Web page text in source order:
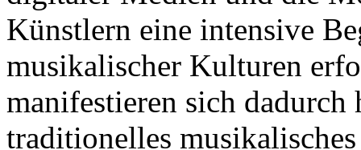
Künstlern eine intensive
musikalischer Kulturen
manifestieren sich
traditionelles